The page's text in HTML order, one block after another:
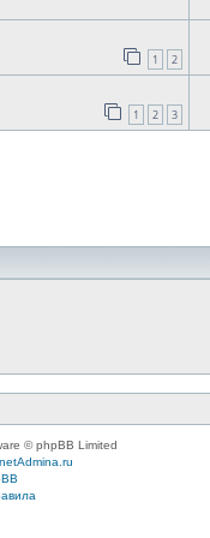
1 2
1 2 3
© phpBB Limited